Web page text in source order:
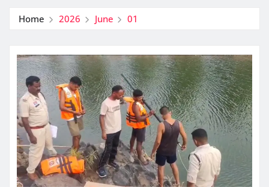
Home 2026 June 01